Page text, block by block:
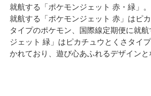
就航する「ポケモンジェット 赤・緑」
就航する「ポケモンジェット 赤」はピ
タイプのポケモン、国際線定期便に就
ジェット 緑」はピカチュウとくさタイ
かれており、遊び心あふれるデザインと